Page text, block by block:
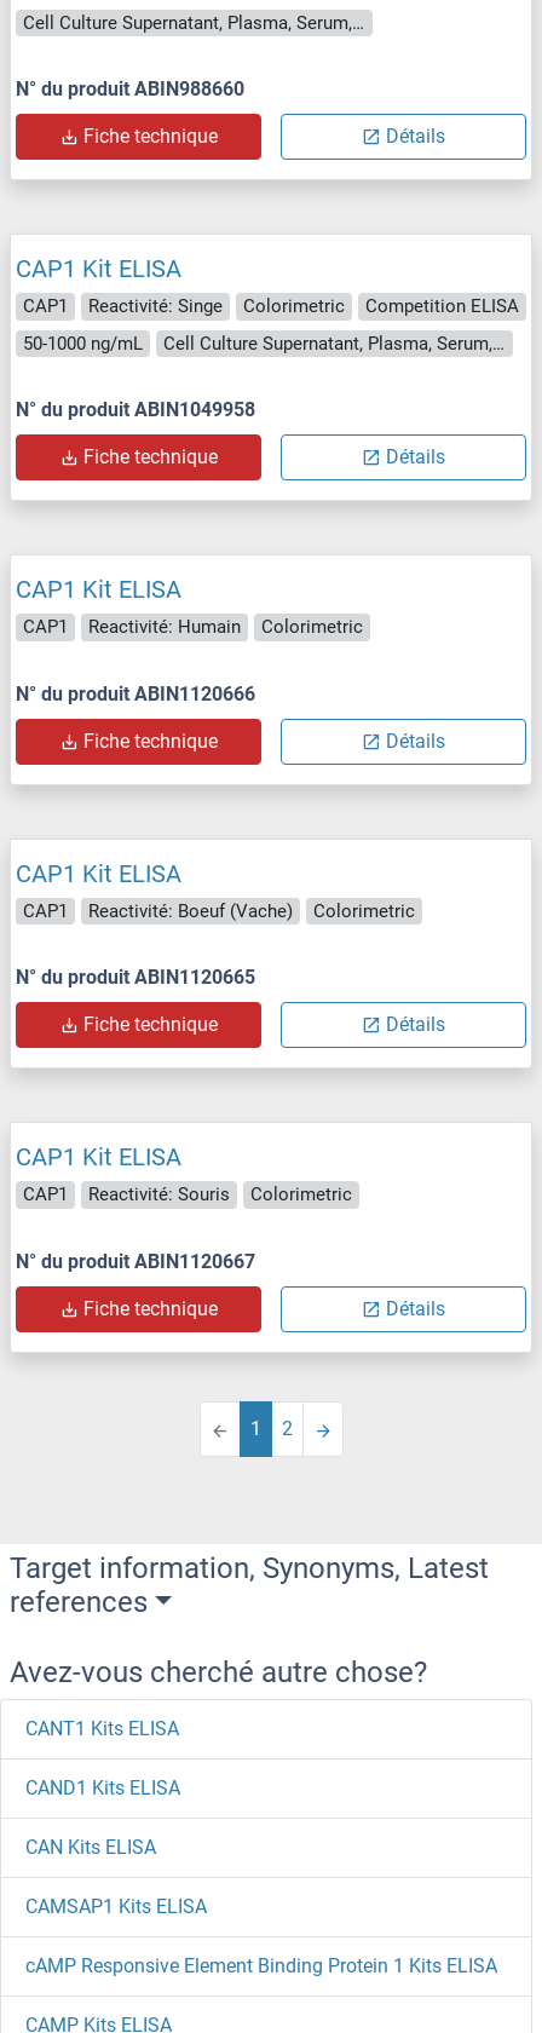
Cell Culture Supernatant, Plasma, Serum, Tissue Homogenate
N° du produit ABIN988660
Fiche technique Détails
CAP1 Kit ELISA
CAP1 Reactivité: Singe Colorimetric
Competition ELISA
50-1000 ng/mL
Cell Culture Supernatant, Plasma, Serum, Tissue Homogenate
N° du produit ABIN1049958
Fiche technique Détails
CAP1 Kit ELISA
CAP1 Reactivité: Humain Colorimetric
N° du produit ABIN1120666
Fiche technique Détails
CAP1 Kit ELISA
CAP1 Reactivité: Boeuf (Vache) Colorimetric
N° du produit ABIN1120665
Fiche technique Détails
CAP1 Kit ELISA
CAP1 Reactivité: Souris Colorimetric
N° du produit ABIN1120667
Fiche technique Détails
1 2
Target information, Synonyms, Latest
references
Avez-vous cherché autre chose?
CANT1 Kits ELISA
CAND1 Kits ELISA
CAN Kits ELISA
CAMSAP1 Kits ELISA
cAMP Responsive Element Binding Protein 1 Kits ELISA
CAMP Kits ELISA